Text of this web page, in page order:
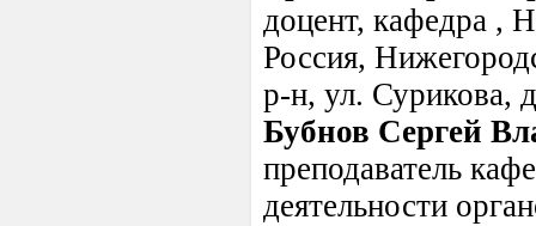
доцент, кафедра ,
Россия,
р-н, ул. Сурикова,
Бубнов Сергей
преподаватель
деятельности